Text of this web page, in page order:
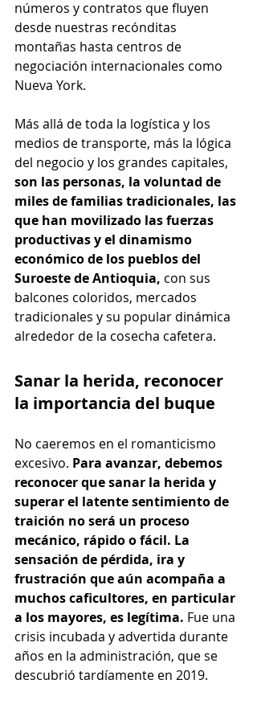
números y contratos que fluyen
desde nuestras recónditas
montañas hasta centros de
negociación internacionales como
Nueva York.
Más allá de toda la logística y los
medios de transporte, más la lógica
del negocio y los grandes capitales,
son las personas, la voluntad de
miles de familias tradicionales, las
que han movilizado las fuerzas
productivas y el dinamismo
económico de los pueblos del
Suroeste de Antioquia, con sus
balcones coloridos, mercados
tradicionales y su popular dinámica
alrededor de la cosecha cafetera.
Sanar la herida, reconocer
la importancia del buque
No caeremos en el romanticismo
excesivo. Para avanzar, debemos
reconocer que sanar la herida y
superar el latente sentimiento de
traición no será un proceso
mecánico, rápido o fácil. La
sensación de pérdida, ira y
frustración que aún acompaña a
muchos caficultores, en particular
a los mayores, es legítima. Fue una
crisis incubada y advertida durante
años en la administración, que se
descubrió tardíamente en 2019.